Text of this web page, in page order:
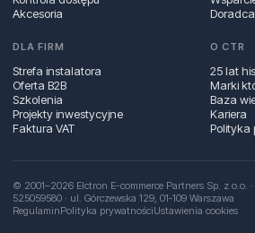
Akcesoria
Doradca
DLA FIRM
Strefa instalatora
Oferta B2B
Szkolenia
Projekty inwestycyjne
Faktura VAT
O CTR
25 lat
Marki
Baza
Kariera
Polityka
© 2001–2026 Elctron E-commerce Partners Sp. z o.o. ·
525059580 · ul. Górczewska 129, 01‑109 Warszawa
RegulaminPolityka prywatnościUstawienia cookies